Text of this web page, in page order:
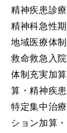
精神疾患診
精神科急性
地域医療体
救命救急入
体制充実加
算・精神疾
特定集中治
ション加算